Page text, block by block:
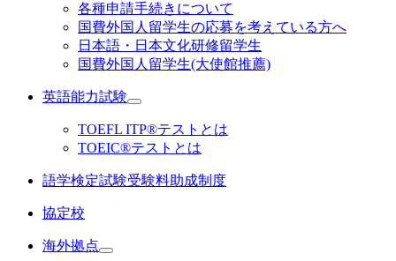
各種申請手続きについて
国費外国人留学生の応募を考えている方へ
日本語・日本文化研修留学生
国費外国人留学生(大使館推薦)
英語能力試験
TOEFL ITP®テストとは
TOEIC®テストとは
語学検定試験受験料助成制度
協定校
海外拠点